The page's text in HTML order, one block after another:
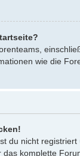
wie die
du nicht
komplette